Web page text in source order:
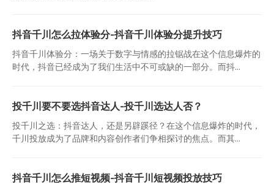
抖音千川怎么拉体验分-抖音千川体验分提升技巧
抖音千川体验分：一场关于数字与情感的拉锯战在这个信息爆炸的
时代，抖音已经成为了我们生活中不可或缺的一部分。而抖...
投千川要不要选抖音达人-投千川选达人否？
投千川之选：抖音达人，还是另辟蹊径？在这个信息爆炸的时代，
千川投放成为了品牌和内容创作者们争相探讨的焦点。而其...
抖音千川怎么推短视频-抖音千川短视频投放技巧